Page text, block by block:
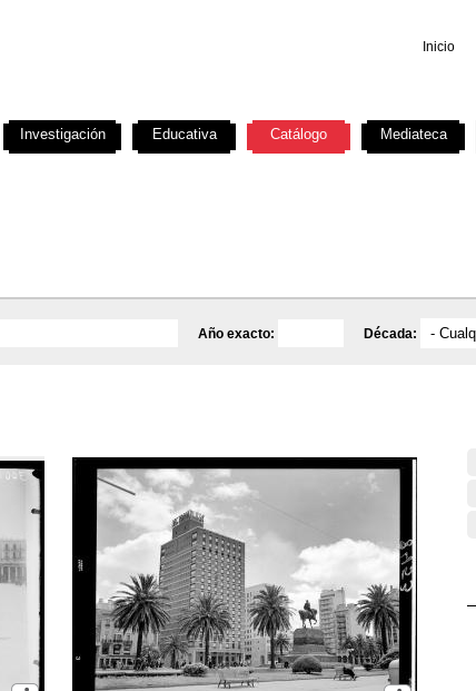
Inicio
Año exacto: Década:
Investigación Educativa Catálogo Mediateca